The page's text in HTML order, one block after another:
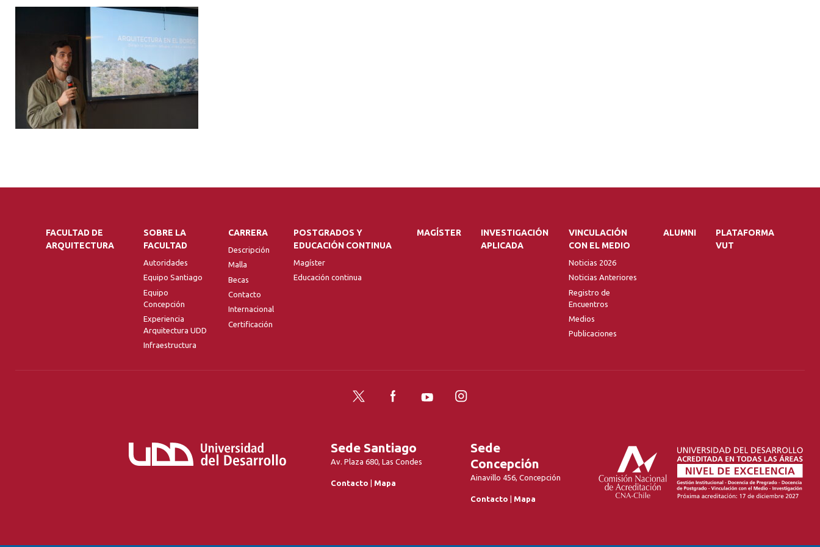
FACULTAD DE
ARQUITECTURA
SOBRE LA
FACULTAD
Autoridades
Equipo Santiago
Equipo
Concepción
Experiencia
Arquitectura UDD
Infraestructura
CARRERA
Descripción
Malla
Becas
Contacto
Internacional
Certificación
POSTGRADOS Y
EDUCACIÓN CONTINUA
Magíster
Educación continua
MAGÍSTER
INVESTIGACIÓN
APLICADA
VINCULACIÓN
CON EL MEDIO
Noticias 2026
Noticias Anteriores
Registro de
Encuentros
Medios
Publicaciones
ALUMNI
PLATAFORMA
VUT
Twitter FacebookYouTubeInstagram
Sede Santiago
Av. Plaza 680, Las Condes
Contacto | Mapa
Sede
Concepción
Ainavillo 456, Concepción
Contacto | Mapa